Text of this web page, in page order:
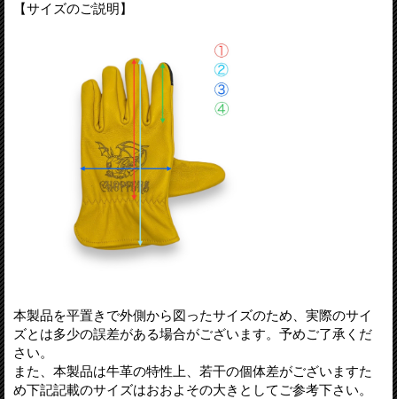
【サイズのご説明】
本製品を平置きで外側から図ったサイズのため、実際のサイ
ズとは多少の誤差がある場合がございます。予めご了承くだ
さい。
また、本製品は牛革の特性上、若干の個体差がございますた
め下記記載のサイズはおおよその大きとしてご参考下さい。